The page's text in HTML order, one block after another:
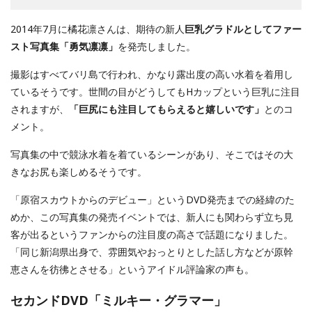
2014年7月に橘花凛さんは、期待の新人巨乳グラドルとしてファー
スト写真集「勇気凛凛」 を発売しました。
撮影はすべてバリ島で行われ、かなり露出度の高い水着を着用し
ているそうです。世間の目がどうしてもHカップという巨乳に注目
されますが、
「巨尻にも注目してもらえると嬉しいです」 とのコ
メント。
写真集の中で競泳水着を着ているシーンがあり、そこではその大
きなお尻も楽しめるそうです。
「原宿スカウトからのデビュー」というDVD発売までの経緯のた
めか、この写真集の発売イベントでは、新人にも関わらず立ち見
客が出るというファンからの注目度の高さで話題になりました。
「同じ新潟県出身で、雰囲気やおっとりとした話し方などが原幹
恵さんを彷彿とさせる」というアイドル評論家の声も。
セカンドDVD「ミルキー・グラマー」